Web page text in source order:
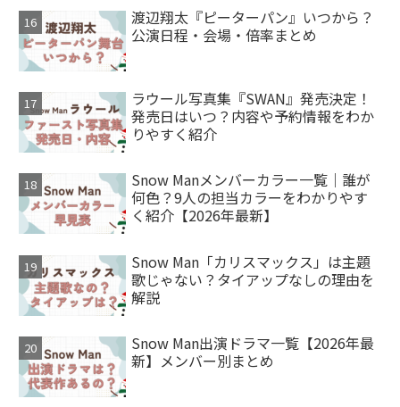
渡辺翔太『ピーターパン』いつから？
公演日程・会場・倍率まとめ
ラウール写真集『SWAN』発売決定！
発売日はいつ？内容や予約情報をわか
りやすく紹介
Snow Manメンバーカラー一覧｜誰が
何色？9人の担当カラーをわかりやす
く紹介【2026年最新】
Snow Man「カリスマックス」は主題
歌じゃない？タイアップなしの理由を
解説
Snow Man出演ドラマ一覧【2026年最
新】メンバー別まとめ